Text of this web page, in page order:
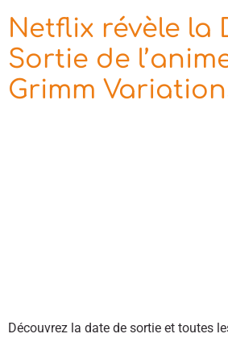
Netflix révèle la
Sortie de
Grimm
Découvrez la date de sortie et toutes